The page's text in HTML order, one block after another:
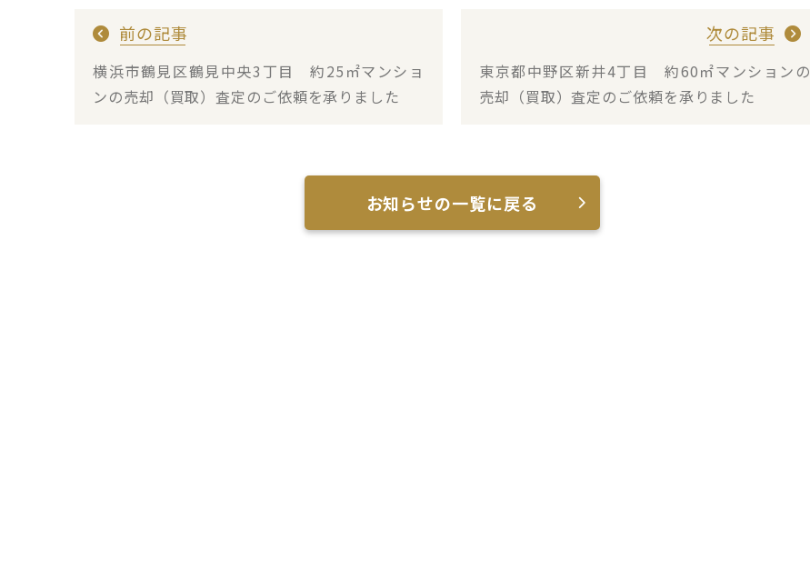
前の記事
横浜市鶴見区鶴見中央3丁目 約25㎡マンショ
ンの売却（買取）査定のご依頼を承りました
次の記事
東京都中野区新井4丁目 約60㎡マンションの
売却（買取）査定のご依頼を承りました
お知らせの一覧に戻る